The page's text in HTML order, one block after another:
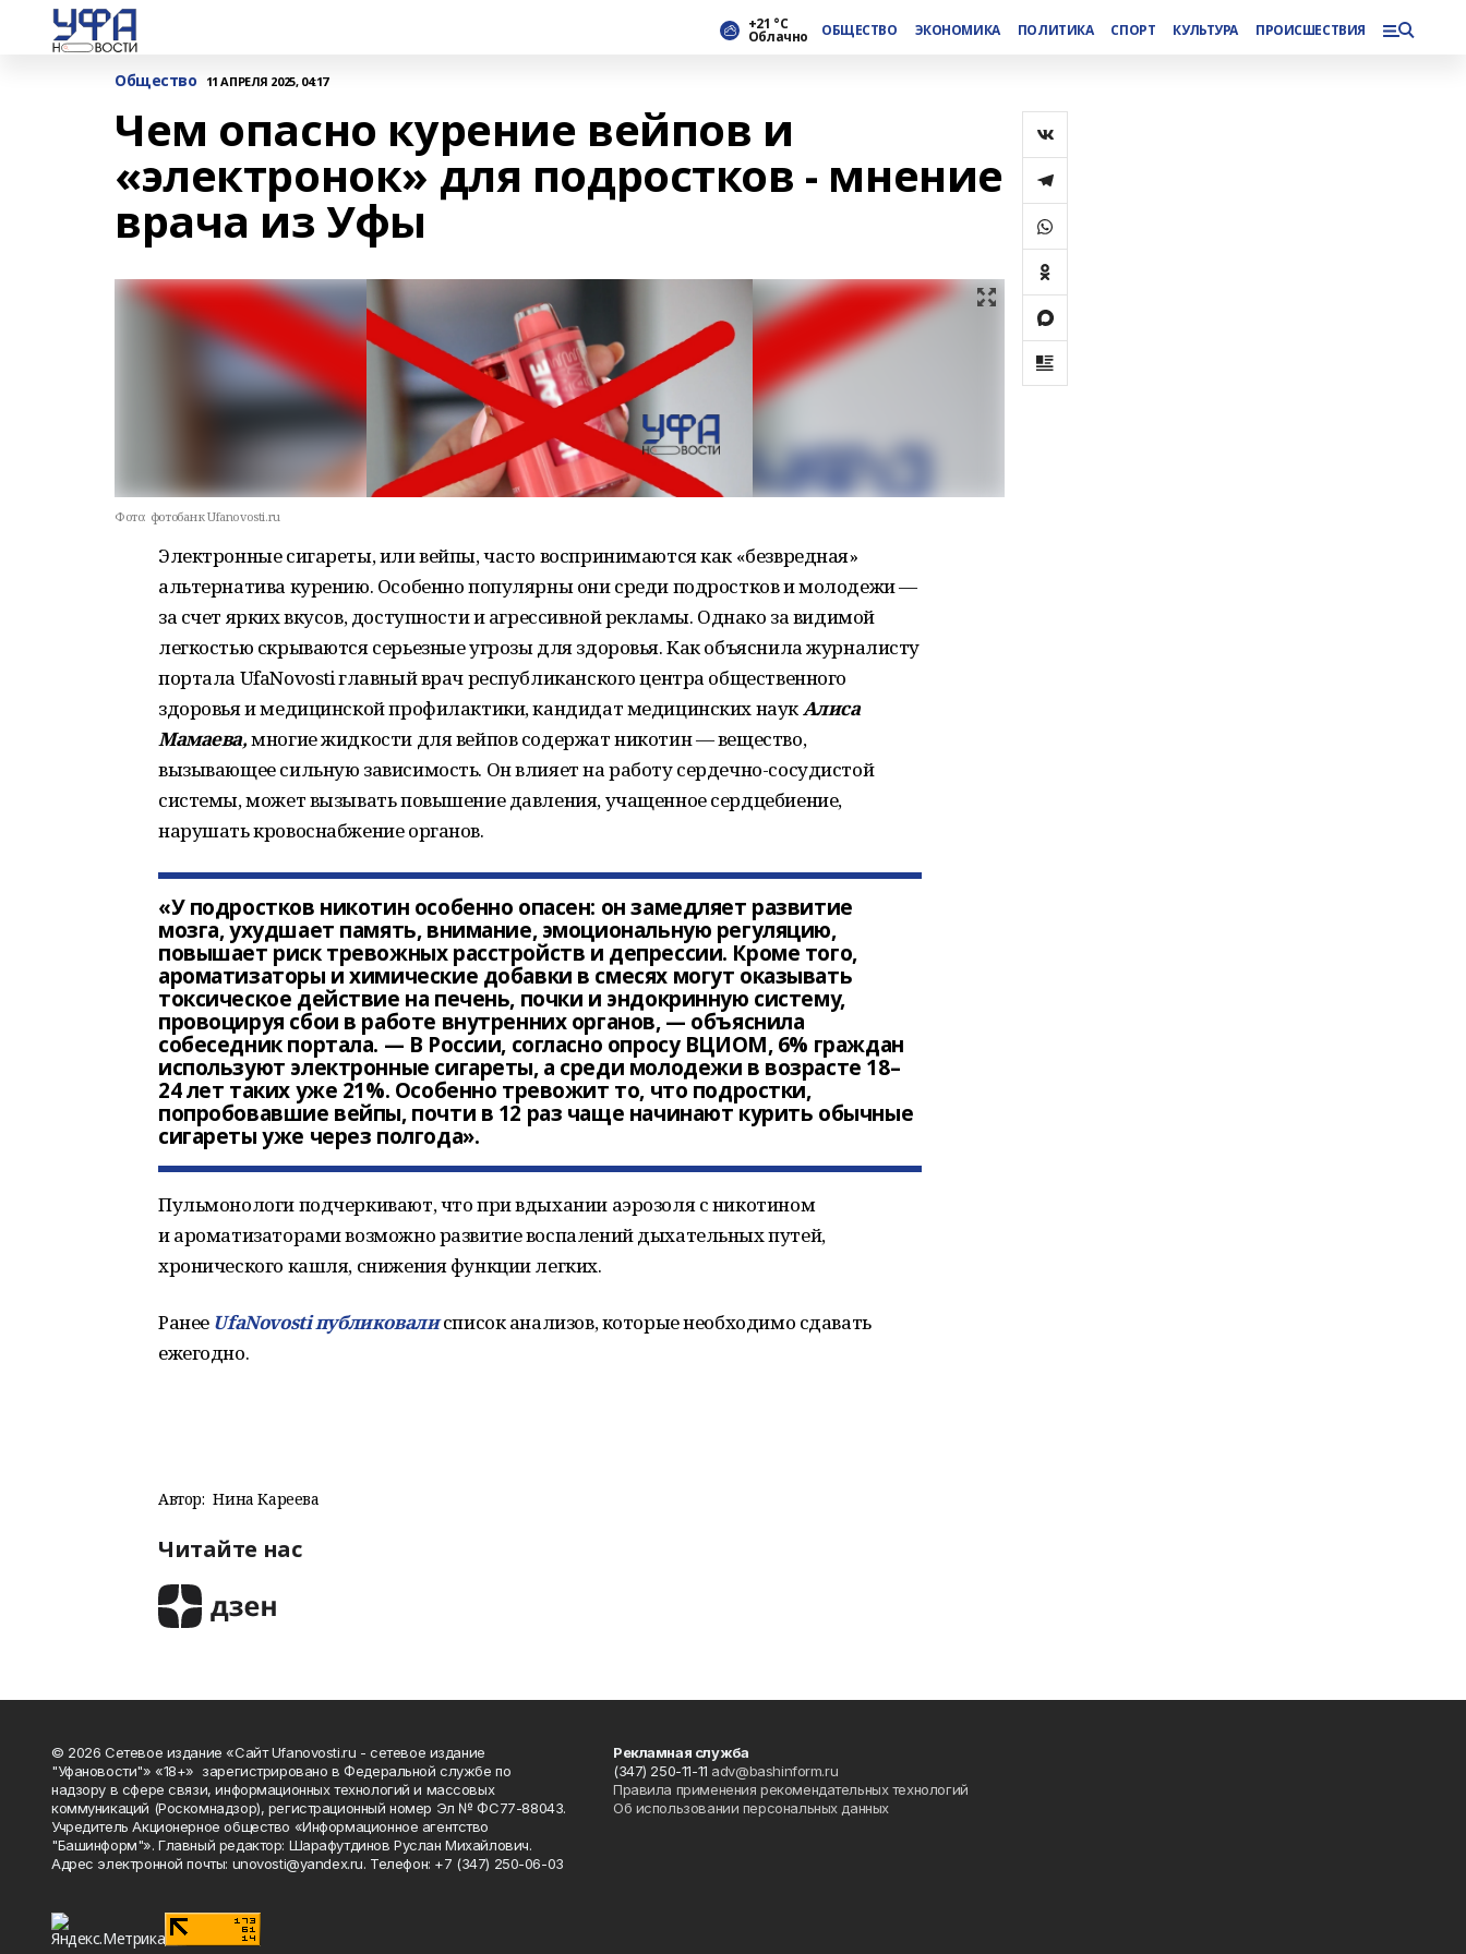
+21 °С
Облачно ОБЩЕСТВО ЭКОНОМИКА ПОЛИТИКА СПОРТ КУЛЬТУРА ПРОИСШЕСТВИЯ
Общество 11 АПРЕЛЯ 2025, 04:17
Чем опасно курение вейпов и
«электронок» для подростков - мнение
врача из Уфы
Фото: фотобанк Ufanovosti.ru
Электронные сигареты, или вейпы, часто воспринимаются как «безвредная»
альтернатива курению. Особенно популярны они среди подростков и молодежи —
за счет ярких вкусов, доступности и агрессивной рекламы. Однако за видимой
легкостью скрываются серьезные угрозы для здоровья. Как объяснила журналисту
портала UfaNovosti главный врач республиканского центра общественного
здоровья и медицинской профилактики, кандидат медицинских наукАлиса
Мамаева,многие жидкости для вейпов содержат никотин — вещество,
вызывающее сильную зависимость. Он влияет на работу сердечно-сосудистой
системы, может вызывать повышение давления, учащенное сердцебиение,
нарушать кровоснабжение органов.
«У подростков никотин особенно опасен: он замедляет развитие
мозга, ухудшает память, внимание, эмоциональную регуляцию,
повышает риск тревожных расстройств и депрессии. Кроме того,
ароматизаторы и химические добавки в смесях могут оказывать
токсическое действие на печень, почки и эндокринную систему,
провоцируя сбои в работе внутренних органов, — объяснила
собеседник портала. — В России, согласно опросу ВЦИОМ, 6% граждан
используют электронные сигареты, а среди молодежи в возрасте 18–
24 лет таких уже 21%. Особенно тревожит то, что подростки,
попробовавшие вейпы, почти в 12 раз чаще начинают курить обычные
сигареты уже через полгода».
Пульмонологи подчеркивают, что при вдыхании аэрозоля с никотином
и ароматизаторами возможно развитие воспалений дыхательных путей,
хронического кашля, снижения функции легких.
Ранее UfaNovosti публиковалисписок анализов, которые необходимо сдавать
ежегодно.
Автор: Нина Кареева
Читайте нас
© 2026 Сетевое издание «Сайт Ufanovosti.ru - сетевое издание
"Уфановости"» «18+» зарегистрировано в Федеральной службе по
надзору в сфере связи, информационных технологий и массовых
коммуникаций (Роскомнадзор), регистрационный номер Эл № ФС77-88043.
Учредитель Акционерное общество «Информационное агентство
"Башинформ"». Главный редактор: Шарафутдинов Руслан Михайлович.
Адрес электронной почты: unovosti@yandex.ru. Телефон: +7 (347) 250-06-03
Рекламная служба
(347) 250-11-11 adv@bashinform.ru
Правила применения рекомендательных технологий
Об использовании персональных данных